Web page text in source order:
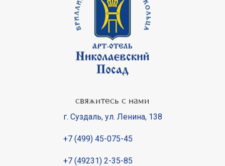
свяжитесь с нами
г. Суздаль, ул. Ленина, 138
+7 (499) 45-075-45
+7 (49231) 2-35-85